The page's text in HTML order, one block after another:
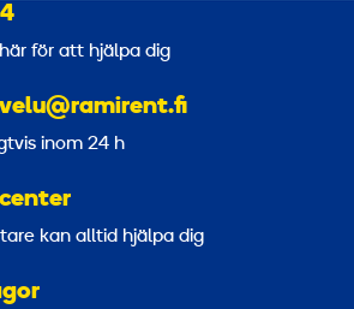
för att hjälpa dig
inom 24 h
kan alltid hjälpa dig